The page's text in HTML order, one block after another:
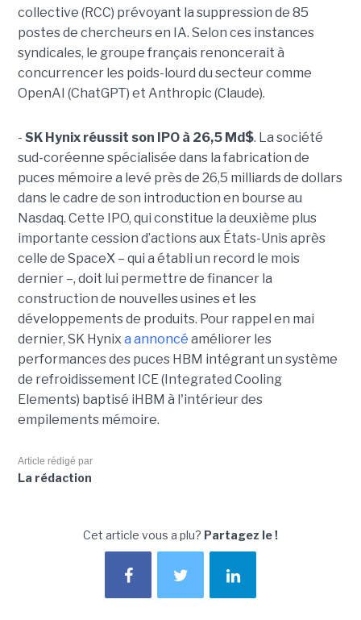
collective (RCC) prévoyant la suppression de 85
postes de chercheurs en IA. Selon ces instances
syndicales, le groupe français renoncerait à
concurrencer les poids-lourd du secteur comme
OpenAI (ChatGPT) et Anthropic (Claude).
- SK Hynix réussit son IPO à 26,5 Md$. La société
sud-coréenne spécialisée dans la fabrication de
puces mémoire a levé près de 26,5 milliards de dollars
dans le cadre de son introduction en bourse au
Nasdaq. Cette IPO, qui constitue la deuxième plus
importante cession d’actions aux États-Unis après
celle de SpaceX – qui a établi un record le mois
dernier –, doit lui permettre de financer la
construction de nouvelles usines et les
développements de produits. Pour rappel en mai
dernier, SK Hynix a annoncé améliorer les
performances des puces HBM intégrant un système
de refroidissement ICE (Integrated Cooling
Elements) baptisé iHBM à l'intérieur des
empilements mémoire.
Article rédigé par
La rédaction
Cet article vous a plu? Partagez le !